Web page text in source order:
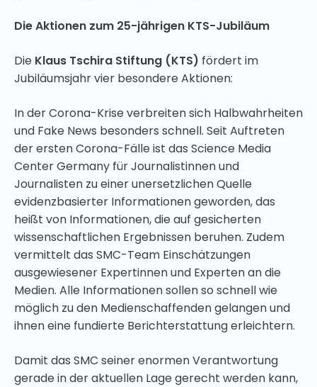
Die Aktionen zum 25-jährigen KTS-Jubiläum
Die Klaus Tschira Stiftung (KTS) fördert im
Jubiläumsjahr vier besondere Aktionen:
In der Corona-Krise verbreiten sich Halbwahrheiten
und Fake News besonders schnell. Seit Auftreten
der ersten Corona-Fälle ist das Science Media
Center Germany für Journalistinnen und
Journalisten zu einer unersetzlichen Quelle
evidenzbasierter Informationen geworden, das
heißt von Informationen, die auf gesicherten
wissenschaftlichen Ergebnissen beruhen. Zudem
vermittelt das SMC-Team Einschätzungen
ausgewiesener Expertinnen und Experten an die
Medien. Alle Informationen sollen so schnell wie
möglich zu den Medienschaffenden gelangen und
ihnen eine fundierte Berichterstattung erleichtern.
Damit das SMC seiner enormen Verantwortung
gerade in der aktuellen Lage gerecht werden kann,